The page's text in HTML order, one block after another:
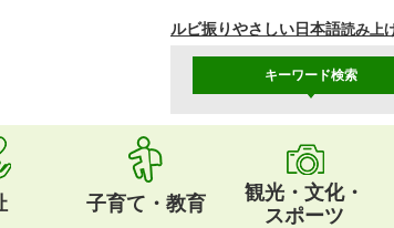
ルビ振りやさしい日本語読み上
キーワード検索
子育て・教育
観光・文化・
スポーツ